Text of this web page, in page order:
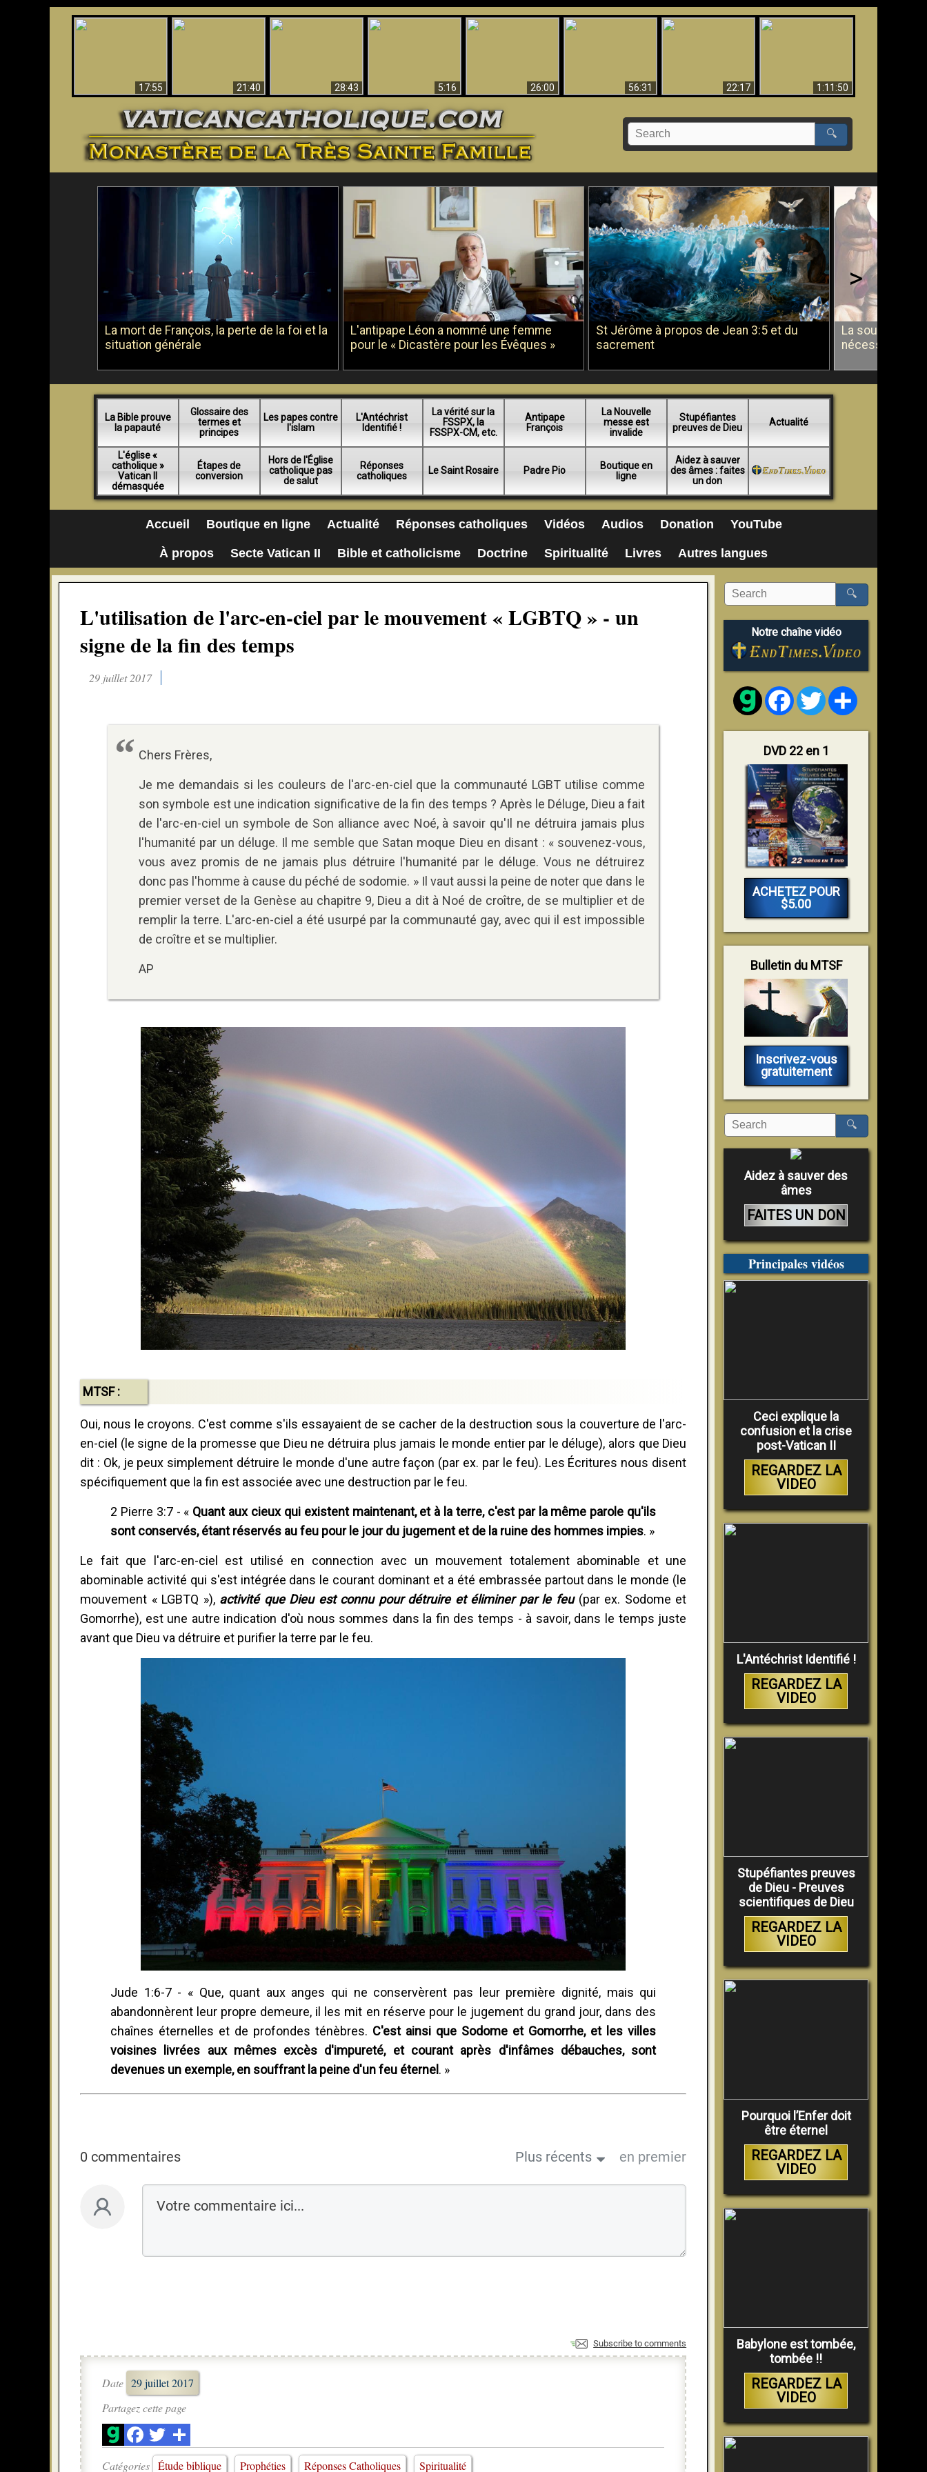
17:55
21:40
28:43
5:16
26:00 56:31 22:17
1:11:50
🔍
La mort de François, la perte de la foi et la
situation générale
L'antipape Léon a nommé une femme
pour le « Dicastère pour les Évêques »
St Jérôme à propos de Jean 3:5 et du
sacrement
La soumission
nécessité du
>
La Bible prouve
la papauté
Glossaire des
termes et
principes
Les papes contre
l'islam
L'Antéchrist
Identifié !
La vérité sur la
FSSPX, la
FSSPX-CM, etc.
Antipape
François
La Nouvelle
messe est
invalide
Stupéfiantes
preuves de Dieu
Actualité
L'église «
catholique »
Vatican II
démasquée
Étapes de
conversion
Hors de l'Église
catholique pas
de salut
Réponses
catholiques
Le Saint Rosaire Padre Pio
Boutique en
ligne
Aidez à sauver
des âmes : faites
un don
Accueil Boutique en ligne Actualité Réponses catholiques Vidéos Audios Donation YouTube
À propos Secte Vatican II Bible et catholicisme Doctrine Spiritualité Livres Autres langues
L'utilisation de l'arc-en-ciel par le mouvement « LGBTQ » - un
signe de la fin des temps
29 juillet 2017
Chers Frères,
Je me demandais si les couleurs de l'arc-en-ciel que la communauté LGBT utilise comme
son symbole est une indication significative de la fin des temps ? Après le Déluge, Dieu a fait
de l'arc-en-ciel un symbole de Son alliance avec Noé, à savoir qu'Il ne détruira jamais plus
l'humanité par un déluge. Il me semble que Satan moque Dieu en disant : « souvenez-vous,
vous avez promis de ne jamais plus détruire l'humanité par le déluge. Vous ne détruirez
donc pas l'homme à cause du péché de sodomie. » Il vaut aussi la peine de noter que dans le
premier verset de la Genèse au chapitre 9, Dieu a dit à Noé de croître, de se multiplier et de
remplir la terre. L'arc-en-ciel a été usurpé par la communauté gay, avec qui il est impossible
de croître et se multiplier.
AP
MTSF :
Oui, nous le croyons. C'est comme s'ils essayaient de se cacher de la destruction sous la couverture de l'arc-
en-ciel (le signe de la promesse que Dieu ne détruira plus jamais le monde entier par le déluge), alors que Dieu
dit : Ok, je peux simplement détruire le monde d'une autre façon (par ex. par le feu). Les Écritures nous disent
spécifiquement que la fin est associée avec une destruction par le feu.
2 Pierre 3:7 - « Quant aux cieux qui existent maintenant, et à la terre, c'est par la même parole qu'ils
sont conservés, étant réservés au feu pour le jour du jugement et de la ruine des hommes impies. »
Le fait que l'arc-en-ciel est utilisé en connection avec un mouvement totalement abominable et une
abominable activité qui s'est intégrée dans le courant dominant et a été embrassée partout dans le monde (le
mouvement « LGBTQ »), activité que Dieu est connu pour détruire et éliminer par le feu(par ex. Sodome et
Gomorrhe), est une autre indication d'où nous sommes dans la fin des temps - à savoir, dans le temps juste
avant que Dieu va détruire et purifier la terre par le feu.
Jude 1:6-7 - « Que, quant aux anges qui ne conservèrent pas leur première dignité, mais qui
abandonnèrent leur propre demeure, il les mit en réserve pour le jugement du grand jour, dans des
chaînes éternelles et de profondes ténèbres. C'est ainsi que Sodome et Gomorrhe, et les villes
voisines livrées aux mêmes excès d'impureté, et courant après d'infâmes débauches, sont
devenues un exemple, en souffrant la peine d'un feu éternel . »
0 commentaires Plus récents en premier
Subscribe to comments
Date 29 juillet 2017
Partagez cette page
Catégories Étude biblique Prophéties Réponses Catholiques Spiritualité
🔍
Notre chaîne vidéo
FacebookTwitter
DVD 22 en 1
ACHETEZ POUR
$5.00
Bulletin du MTSF
Inscrivez-vous
gratuitement
🔍
Aidez à sauver des
âmes
FAITES UN DON
Principales vidéos
Ceci explique la
confusion et la crise
post-Vatican II
REGARDEZ LA
VIDEO
L'Antéchrist Identifié !
REGARDEZ LA
VIDEO
Stupéfiantes preuves
de Dieu - Preuves
scientifiques de Dieu
REGARDEZ LA
VIDEO
Pourquoi l’Enfer doit
être éternel
REGARDEZ LA
VIDEO
Babylone est tombée,
tombée !!
REGARDEZ LA
VIDEO